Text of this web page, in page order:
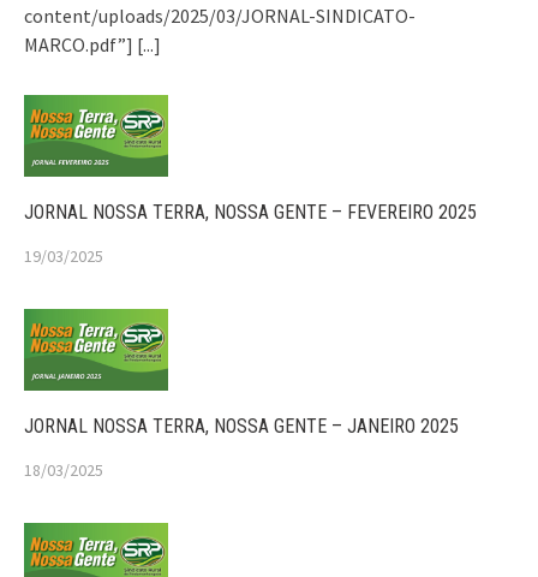
content/uploads/2025/03/JORNAL-SINDICATO-
MARCO.pdf”] [...]
JORNAL NOSSA TERRA, NOSSA GENTE – FEVEREIRO 2025
19/03/2025
JORNAL NOSSA TERRA, NOSSA GENTE – JANEIRO 2025
18/03/2025